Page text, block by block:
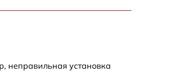
неправильная установка